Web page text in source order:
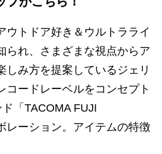
ウトドア好き＆ウルトラライ
られ、さまざまな視点からア
しみ方を提案しているジェリ
コードレーベルをコンセプト
「TACOMA FUJI
レーション。アイテムの特徴